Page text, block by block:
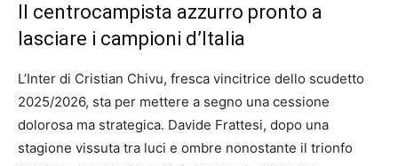
Il centrocampista azzurro pronto a
lasciare i campioni d’Italia
L’Inter di Cristian Chivu, fresca vincitrice dello scudetto
2025/2026, sta per mettere a segno una cessione
dolorosa ma strategica. Davide Frattesi, dopo una
stagione vissuta tra luci e ombre nonostante il trionfo